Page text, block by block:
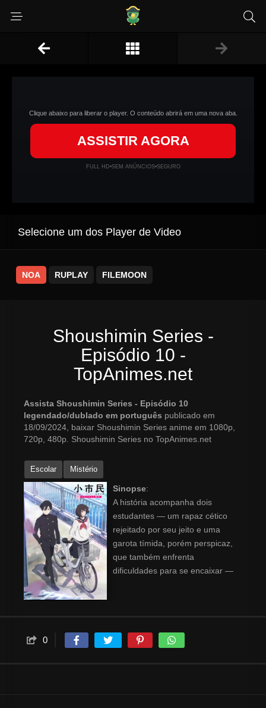
Clique abaixo para liberar o player. O conteúdo abrirá em uma nova aba.
ASSISTIR AGORA
FULL HD•SEM ANÚNCIOS•SEGURO
Selecione um dos Player de Video
NOA RUPLAY FILEMOON
Shoushimin Series -
Episódio 10 -
TopAnimes.net
Assista Shoushimin Series - Episódio 10
legendado/dublado em português publicado em
18/09/2024, baixar Shoushimin Series anime em 1080p,
720p, 480p. Shoushimin Series no TopAnimes.net
Escolar Mistério
Sinopse:
A história acompanha dois
estudantes — um rapaz cético
rejeitado por seu jeito e uma
garota tímida, porém perspicaz,
que também enfrenta
dificuldades para se encaixar —
comecem a ocorrer ao redor
0